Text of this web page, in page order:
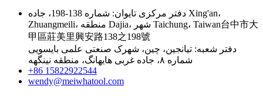
دفتر مرکزی تایوان: شماره 138-198، جاده Xing'an،
Zhuangmeili، منطقه Dajia، شهر Taichung، Taiwan台中市大
甲區莊美里興安路138之198號
دفتر شعبه: تیانجین، چین، شهرک صنعتی علمی بایسویی
شماره ۸، جاده غربی هایهانگ، منطقه نینگهه
‎+86 15822922544‎
wendy@meiwhatool.com